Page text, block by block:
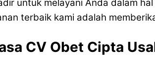
untuk melayani Anda dalam
terbaik kami adalah
CV Obet Cipta